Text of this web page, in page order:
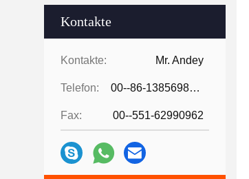
Kontakte
Kontakte: Mr. Andey
Telefon: 00--86-13856986218
Fax: 00--551-62990962